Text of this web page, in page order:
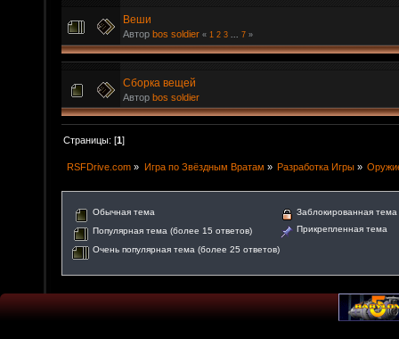
Веши
Автор bos soldier « 1 2 3 ... 7 »
Сборка вещей
Автор bos soldier
Страницы: [1]
RSFDrive.com » Игра по Звёздным Вратам » Разработка Игры»
Обычная тема
Популярная тема (более 15 ответов)
Очень популярная тема (более 25 ответов)
Заблокированная тема
Прикрепленная тема